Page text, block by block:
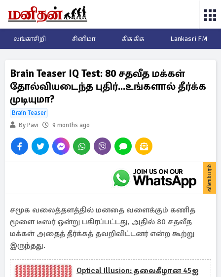
லங்காசிறி சினிமா கிசு கிசு Lankasri FM
Brain Teaser IQ Test: 80 சதவீத மக்கள்
தோல்வியடைந்த புதிர்...உங்களால் தீர்க்க
முடியுமா?
Brain Teaser
By Pavi
9 months ago
விளம்பரம்
சமூக வலைத்தளத்தில் மனதை வளைக்கும் கணித
மூளை டீஸர் ஒன்று பகிரப்பட்டது, அதில் 80 சதவீத
மக்கள் அதைத் தீர்க்கத் தவறிவிட்டனர் என்ற கூற்று
இருந்தது.
Optical Illusion: தலைகீழான 45ஐ